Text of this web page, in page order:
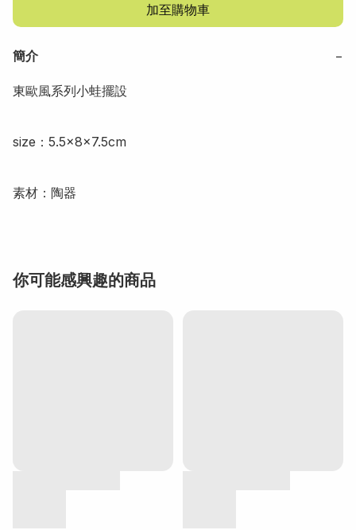
加至購物車
簡介 −
東歐風系列小蛙擺設
size：5.5×8×7.5cm
素材：陶器
你可能感興趣的商品